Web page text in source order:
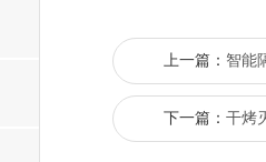
上一篇： 智能
下一篇： 干烤